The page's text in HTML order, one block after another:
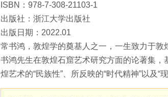
ISBN：978-7-308-21103-1
出版社：浙江大学出版社
出版日期：2022.01
常书鸿，敦煌学的奠基人之一，一生致力于敦
书鸿先生在敦煌石窟艺术研究方面的论著集
煌艺术的“民族性”、所反映的“时代精神”以及“